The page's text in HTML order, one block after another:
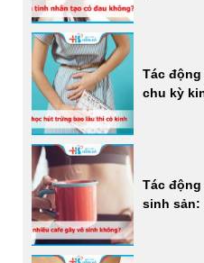
Tác
chu kỳ
Tác
sinh sản: